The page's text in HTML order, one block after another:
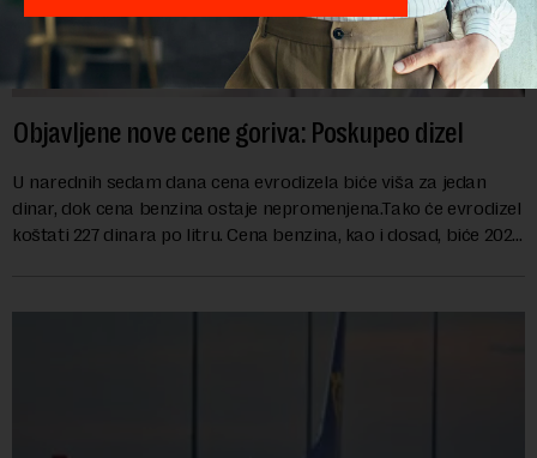
Objavljene nove cene goriva: Poskupeo dizel
U narednih sedam dana cena evrodizela biće viša za jedan
dinar, dok cena benzina ostaje nepromenjena.Tako će evrodizel
koštati 227 dinara po litru. Cena benzina, kao i dosad, biće 202